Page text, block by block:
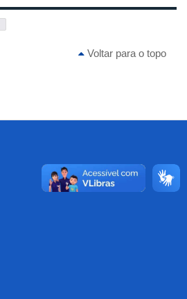
Voltar para o topo